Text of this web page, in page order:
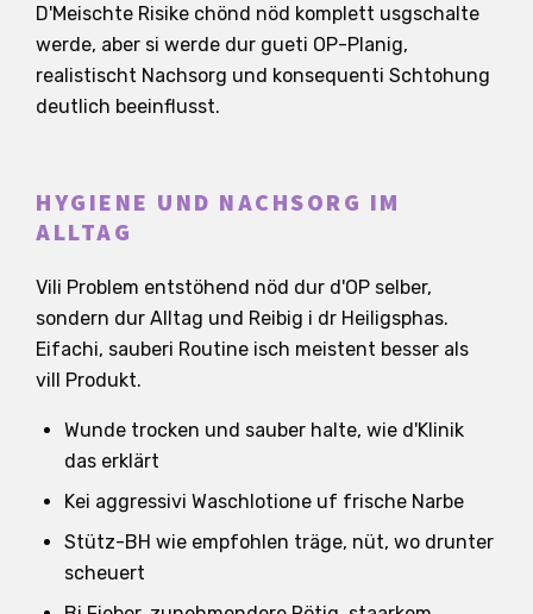
D'Meischte Risike chönd nöd komplett usgschalte
werde, aber si werde dur gueti OP-Planig,
realistischt Nachsorg und konsequenti Schtohung
deutlich beeinflusst.
HYGIENE UND NACHSORG IM
ALLTAG
Vili Problem entstöhend nöd dur d'OP selber,
sondern dur Alltag und Reibig i dr Heiligsphas.
Eifachi, sauberi Routine isch meistent besser als
vill Produkt.
Wunde trocken und sauber halte, wie d'Klinik
das erklärt
Kei aggressivi Waschlotione uf frische Narbe
Stütz-BH wie empfohlen träge, nüt, wo drunter
scheuert